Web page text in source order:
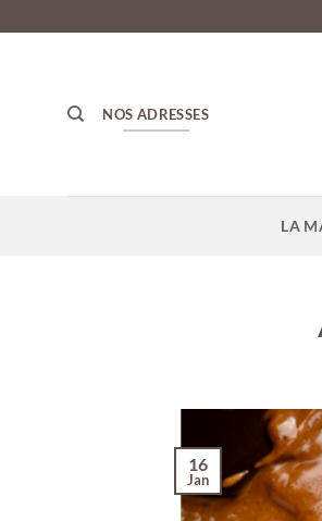
au
NOS ADRESSES
LA
16
Jan